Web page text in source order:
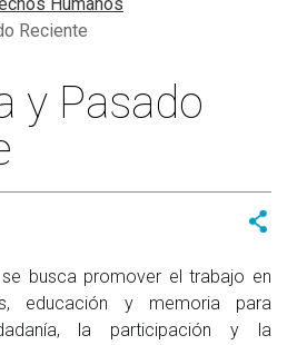
Humanos
Reciente
y Pasado
busca promover el trabajo en
educación y memoria para
la participación y la